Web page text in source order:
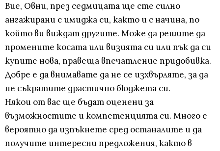
Вие, Овни, през седмицата ще сте силно
ангажирани с имиджа си, както и с начина, по
който ви виждат другите. Може да решите да
промените косата или визията си или пък да си
купите нова, правеща впечатление придобивка.
Добре е да внимавате да не се изхвърляте, за да
не съкратите драстично бюджета си.
Някои от вас ще бъдат оценени за
възможностите и компетенцията си. Много е
вероятно да изпъкнете сред останалите и да
получите интересни предложения, както в